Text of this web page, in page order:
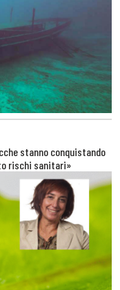
stanno conquistando
rischi sanitari»